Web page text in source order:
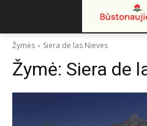
Žymės Siera de las Nieves
Žymė: Siera de